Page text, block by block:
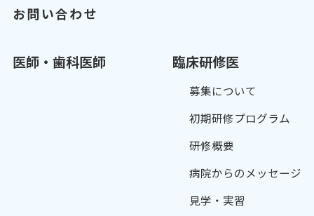
お問い合わせ
医師・歯科医師 臨床研修医
募集について
初期研修プログラム
研修概要
病院からのメッセージ
見学・実習